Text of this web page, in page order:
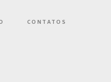
CONTATOS